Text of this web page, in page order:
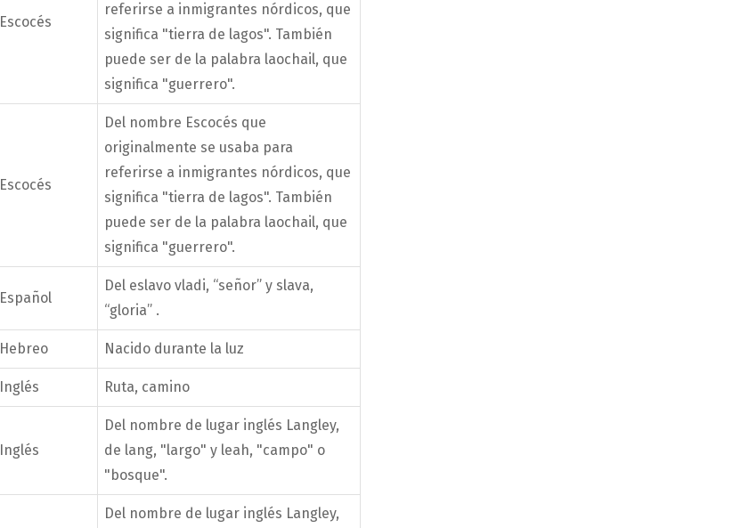
Escocés
referirse a inmigrantes nórdicos, que
significa "tierra de lagos". También
puede ser de la palabra laochail, que
significa "guerrero".
Escocés
Del nombre Escocés que
originalmente se usaba para
referirse a inmigrantes nórdicos, que
significa "tierra de lagos". También
puede ser de la palabra laochail, que
significa "guerrero".
Español
Del eslavo vladi, “señor” y slava,
“gloria” .
Hebreo Nacido durante la luz
Inglés Ruta, camino
Inglés
Del nombre de lugar inglés Langley,
de lang, "largo" y leah, "campo" o
"bosque".
Del nombre de lugar inglés Langley,